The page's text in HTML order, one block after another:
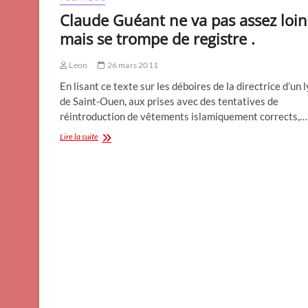
Claude Guéant ne va pas assez
mais se trompe de registre .
Leon 26 mars 2011
En lisant ce texte sur les déboires de la directrice d’un
de Saint-Ouen, aux prises avec des tentatives de
réintroduction de vêtements islamiquement corrects,…
Lire la suiteClaude